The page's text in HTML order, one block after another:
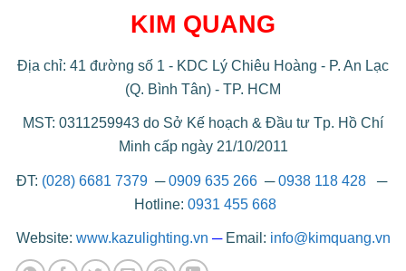
KIM QUANG
Địa chỉ: 41 đường số 1 - KDC Lý Chiêu Hoàng - P. An Lạc
(Q. Bình Tân) - TP. HCM
MST: 0311259943 do Sở Kế hoạch & Đầu tư Tp. Hồ Chí
Minh cấp ngày 21/10/2011
ĐT: (028) 6681 7379 ─0909 635 266─0938 118 428─
Hotline: 0931 455 668
Website: www.kazulighting.vn ─ Email: info@kimquang.vn